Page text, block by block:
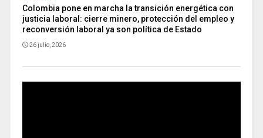
Colombia pone en marcha la transición energética con
justicia laboral: cierre minero, protección del empleo y
reconversión laboral ya son política de Estado
26 julio, 2026